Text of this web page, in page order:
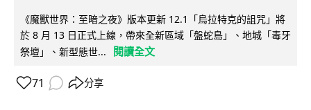
《魔獸世界：至暗之夜》版本更新 12.1「烏拉特克的詛咒」將
於 8 月 13 日正式上線，帶來全新區域「盤蛇島」、地城「毒牙
祭壇」、新型態世...
閱讀全文
71 分享